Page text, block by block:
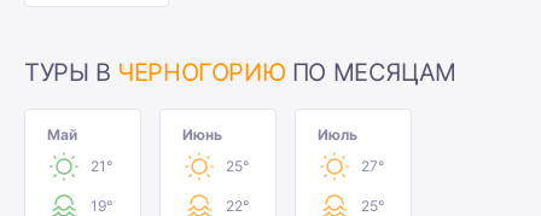
ТУРЫ В ЧЕРНОГОРИЮ ПО МЕСЯЦАМ
Май
21°
19°
Июнь
25°
22°
Июль
27°
25°